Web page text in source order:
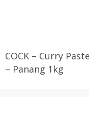
COCK – Curry Paste
– Panang 1kg